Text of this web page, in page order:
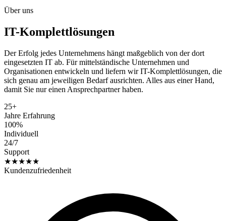
Über uns
IT-Komplettlösungen
Der Erfolg jedes Unternehmens hängt maßgeblich von der dort
eingesetzten IT ab. Für mittelständische Unternehmen und
Organisationen entwickeln und liefern wir IT-Komplettlösungen, die
sich genau am jeweiligen Bedarf ausrichten. Alles aus einer Hand,
damit Sie nur einen Ansprechpartner haben.
25+
Jahre Erfahrung
100%
Individuell
24/7
Support
★★★★★
Kundenzufriedenheit